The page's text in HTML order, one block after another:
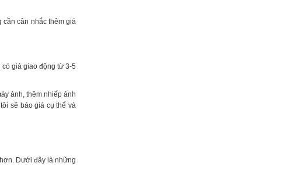
cần cân nhắc thêm giá
giá giao động từ 3-5
ảnh, thêm nhiếp ảnh
sẽ báo giá cụ thể và
Dưới đây là những